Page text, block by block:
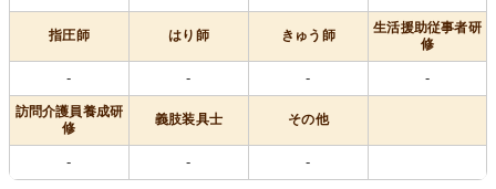
指圧師 はり師 きゅう師
生活援助従事者研
修
- - - -
訪問介護員養成研
修
義肢装具士 その他
- - -